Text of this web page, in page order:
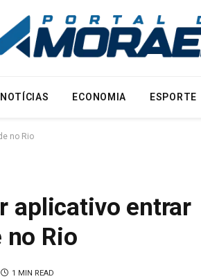
NOTÍCIAS ECONOMIA ESPORTE
no Rio
aplicativo entrar
no Rio
1 MIN READ